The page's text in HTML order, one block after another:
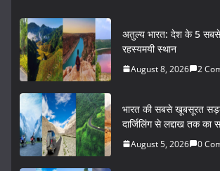
c
e
b
o
o
k
itt
er
ai
l
ar
e
अतुल्य भारत: देश के 5
रहस्यमयी स्थान
August 8, 2026 2
भारत की सबसे खूबसूरत
दार्जिलिंग से लद्दाख तक का
August 5, 2026 0